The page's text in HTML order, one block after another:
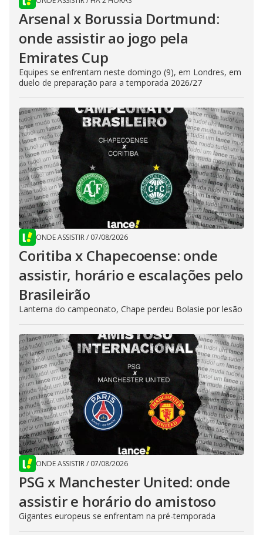
Arsenal x Borussia Dortmund:
onde assistir ao jogo pela
Emirates Cup
Equipes se enfrentam neste domingo (9), em Londres, em
duelo de preparação para a temporada 2026/27
ONDE ASSISTIR/ 07/08/2026
Coritiba x Chapecoense: onde
assistir, horário e escalações pelo
Brasileirão
Lanterna do campeonato, Chape perdeu Bolasie por lesão
ONDE ASSISTIR/ 07/08/2026
PSG x Manchester United: onde
assistir e horário do amistoso
Gigantes europeus se enfrentam na pré-temporada